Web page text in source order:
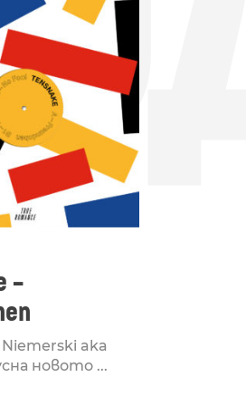
–
aka
новото ...